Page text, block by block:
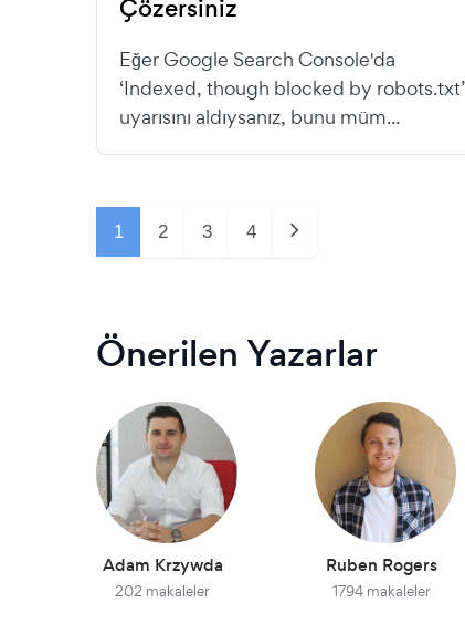
Çözersiniz
Eğer Google Search Console'da
‘Indexed, though blocked by robots.txt’
uyarısını aldıysanız, bunu müm...
1 2 3 4
Önerilen Yazarlar
Adam Krzywda
202 makaleler
Ruben Rogers
1794 makaleler